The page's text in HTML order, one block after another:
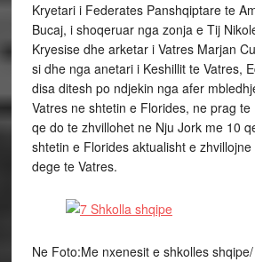
Kryetari i Federates Panshqiptare te
Bucaj, i shoqeruar nga zonja e Tij
Kryesise dhe arketar i Vatres Marjan
si dhe nga anetari i Keshillit te Vatres,
disa ditesh po ndjekin nga afer
Vatres ne shtetin e Florides, ne prag te
qe do te zhvillohet ne Nju Jork me 10
shtetin e Florides aktualisht e
dege te Vatres.
Ne Foto:Me nxenesit e shkolles shqipe/